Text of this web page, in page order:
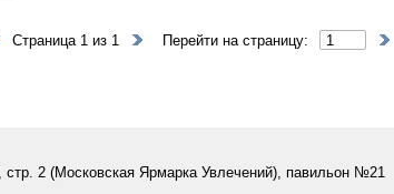
Страница 1 из 1 Перейти на страницу:
2 (Московская Ярмарка Увлечений), павильон №21